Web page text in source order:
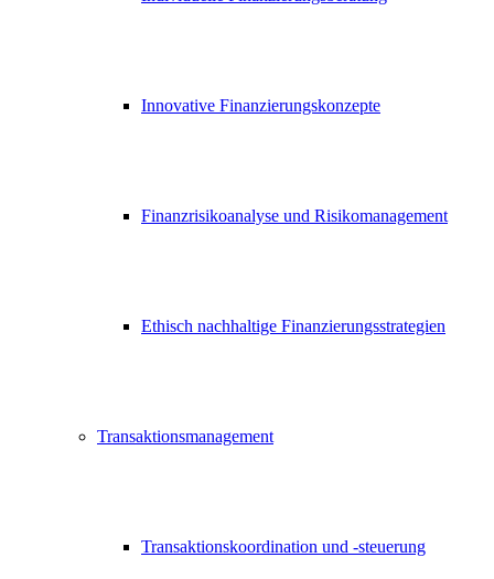
Innovative Finanzierungskonzepte
Finanzrisikoanalyse und Risikomanagement
Ethisch nachhaltige Finanzierungsstrategien
Transaktionsmanagement
Transaktionskoordination und -steuerung